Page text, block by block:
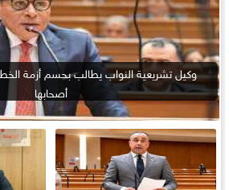
وكيل تشريعية النواب يطالب بحسم أزمة
أصحابها